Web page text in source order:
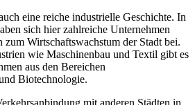
eine reiche industrielle Geschichte. In
sich hier zahlreiche Unternehmen
zum Wirtschaftswachstum der Stadt bei.
wie Maschinenbau und Textil gibt es
aus den Bereichen
Biotechnologie.
mit anderen Städten in